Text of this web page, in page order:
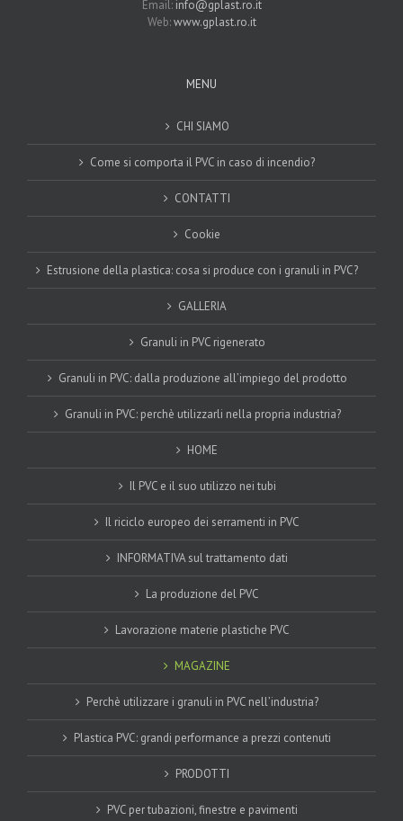
Email: info@gplast.ro.it
Web:www.gplast.ro.it
MENU
CHI SIAMO
Come si comporta il PVC in caso di incendio?
CONTATTI
Cookie
Estrusione della plastica: cosa si produce con i granuli in PVC?
GALLERIA
Granuli in PVC rigenerato
Granuli in PVC: dalla produzione all’impiego del prodotto
Granuli in PVC: perchè utilizzarli nella propria industria?
HOME
Il PVC e il suo utilizzo nei tubi
Il riciclo europeo dei serramenti in PVC
INFORMATIVA sul trattamento dati
La produzione del PVC
Lavorazione materie plastiche PVC
MAGAZINE
Perchè utilizzare i granuli in PVC nell’industria?
Plastica PVC: grandi performance a prezzi contenuti
PRODOTTI
PVC per tubazioni, finestre e pavimenti